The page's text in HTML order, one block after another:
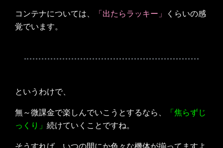
コンテナについては、
「出たらラッキー」 くらいの感
覚でいます。
というわけで、
無～微課金で楽しんでいこうとするなら、
「焦らずじ
っくり」 続けていくことですね。